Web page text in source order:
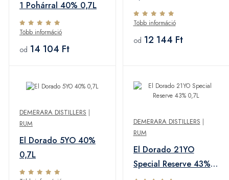
1 Pohárral 40% 0,7L
Több információ
od 14 104 Ft
Több információ
od 12 144 Ft
DEMERARA DISTILLERS |
RUM
El Dorado 5YO 40%
0,7L
DEMERARA DISTILLERS |
RUM
El Dorado 21YO
Special Reserve 43%